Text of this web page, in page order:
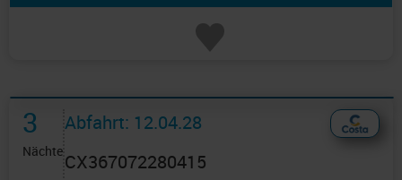
3
Nächte
Abfahrt: 12.04.28
CX367072280415